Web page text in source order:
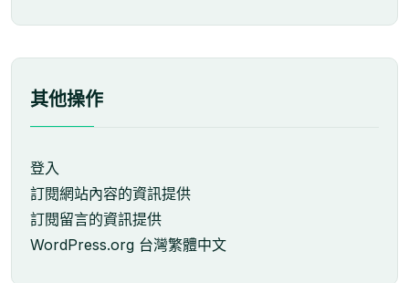
其他操作
登入
訂閱網站內容的資訊提供
訂閱留言的資訊提供
WordPress.org 台灣繁體中文